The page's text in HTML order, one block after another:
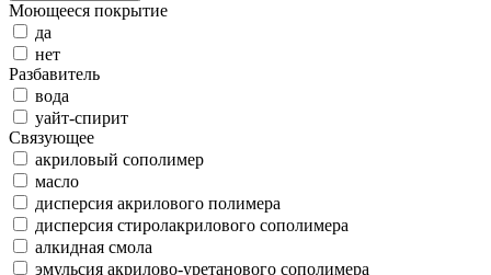
Моющееся покрытие
да
нет
Разбавитель
вода
уайт-спирит
Связующее
акриловый сополимер
масло
дисперсия акрилового полимера
дисперсия стиролакрилового сополимера
алкидная смола
эмульсия акрилово-уретанового сополимера